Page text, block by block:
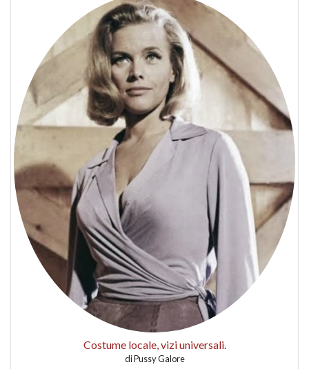
Costume locale, vizi universali.
diPussy Galore